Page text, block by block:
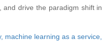
and drive the paradigm shift in
machine learning as a service,